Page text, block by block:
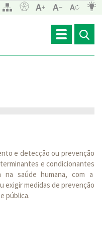
Toggle
navigation
e detecção ou prevenção
e condicionantes
saúde humana, com a
exigir medidas de prevenção
pública.